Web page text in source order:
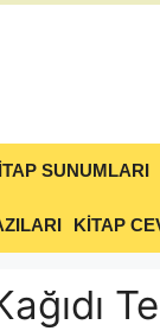
SUNUMLARI
KİTAP